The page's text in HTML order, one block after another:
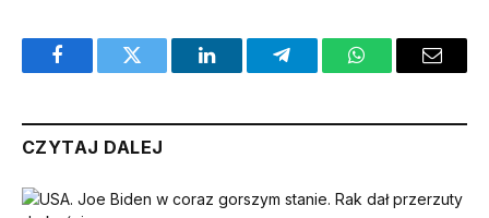
FacebookTwitter LinkedInTelegramWhatsAppEmail
CZYTAJ DALEJ